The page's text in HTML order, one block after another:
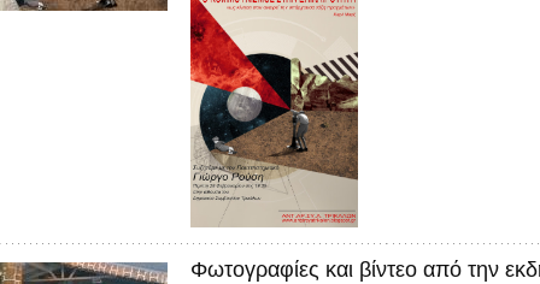
Φωτογραφίες και βίντεο από την